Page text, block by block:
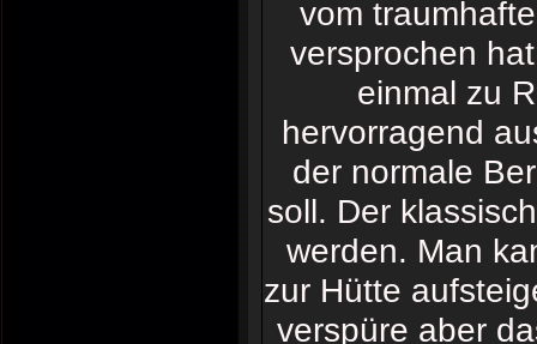
vom
versprochen
einmal zu
hervorragend
der normale
soll. Der
werden. Man
zur Hütte
verspüre aber